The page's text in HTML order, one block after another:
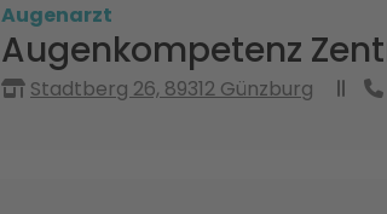
Augenarzt
Augenkompetenz
Stadtberg 26, 89312 Günzburg